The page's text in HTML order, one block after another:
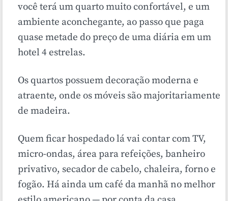
você terá um quarto muito confortável, e um
ambiente aconchegante, ao passo que paga
quase metade do preço de uma diária em um
hotel 4 estrelas.
Os quartos possuem decoração moderna e
atraente, onde os móveis são majoritariamente
de madeira.
Quem ficar hospedado lá vai contar com TV,
micro-ondas, área para refeições, banheiro
privativo, secador de cabelo, chaleira, forno e
fogão. Há ainda um café da manhã no melhor